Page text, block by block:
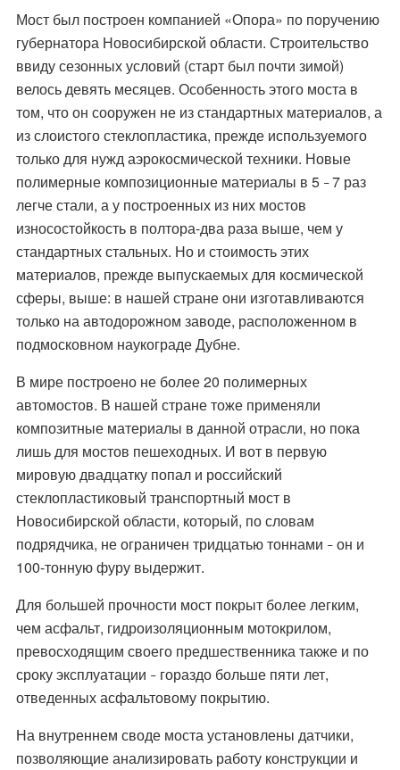
Мост был построен компанией «Опора» по поручению
губернатора Новосибирской области. Строительство
ввиду сезонных условий (старт был почти зимой)
велось девять месяцев. Особенность этого моста в
том, что он сооружен не из стандартных материалов, а
из слоистого стеклопластика, прежде используемого
только для нужд аэрокосмической техники. Новые
полимерные композиционные материалы в 5 – 7 раз
легче стали, а у построенных из них мостов
износостойкость в полтора-два раза выше, чем у
стандартных стальных. Но и стоимость этих
материалов, прежде выпускаемых для космической
сферы, выше: в нашей стране они изготавливаются
только на автодорожном заводе, расположенном в
подмосковном наукограде Дубне.
В мире построено не более 20 полимерных
автомостов. В нашей стране тоже применяли
композитные материалы в данной отрасли, но пока
лишь для мостов пешеходных. И вот в первую
мировую двадцатку попал и российский
стеклопластиковый транспортный мост в
Новосибирской области, который, по словам
подрядчика, не ограничен тридцатью тоннами –он и
100-тонную фуру выдержит.
Для большей прочности мост покрыт более легким,
чем асфальт, гидроизоляционным мотокрилом,
превосходящим своего предшественника также и по
сроку эксплуатации –гораздо больше пяти лет,
отведенных асфальтовому покрытию.
На внутреннем своде моста установлены датчики,
позволяющие анализировать работу конструкции и